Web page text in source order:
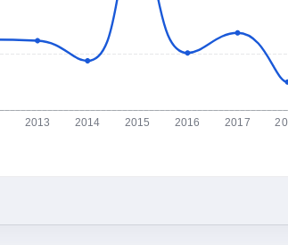
2013 2014 2015 2016 2017